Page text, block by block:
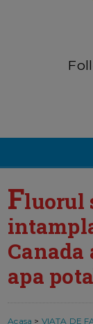
Fluorul
apa
Acasa > VIATA DE